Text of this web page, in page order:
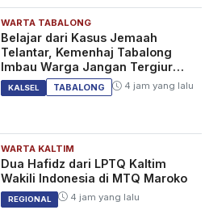
WARTA TABALONG
Belajar dari Kasus Jemaah
Telantar, Kemenhaj Tabalong
Imbau Warga Jangan Tergiur
Umrah Murah
KALSEL TABALONG 4 jam yang lalu
WARTA KALTIM
Dua Hafidz dari LPTQ Kaltim
Wakili Indonesia di MTQ Maroko
REGIONAL 4 jam yang lalu